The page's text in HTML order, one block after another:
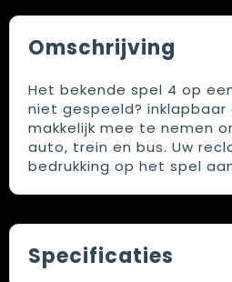
Omschrijving
Het bekende spel 4 op
niet gespeeld? inklapbaar
makkelijk mee te nemen
auto, trein en bus. Uw
bedrukking op het spel
Specificaties